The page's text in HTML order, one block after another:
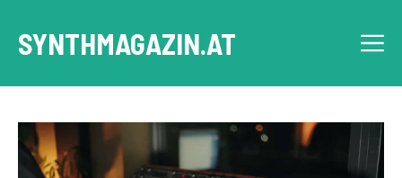
content
SYNTHMAGAZIN.AT